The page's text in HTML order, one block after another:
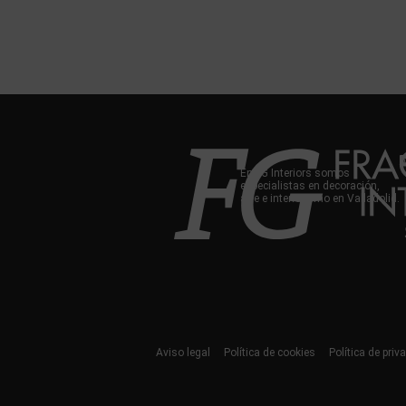
En FG Interiors somos
especialistas en decoración,
arte e interiorismo en Valladolid.
Aviso legal Política de cookies Política de